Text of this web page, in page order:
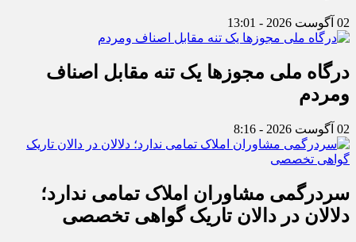
02 آگوست 2026 - 13:01
درگاه ملی مجوزها یک تنه مقابل اصناف
ومردم
02 آگوست 2026 - 8:16
سردرگمی مشاوران املاک تمامی ندارد؛
دلالان در دالان تاریک گواهی تخصصی